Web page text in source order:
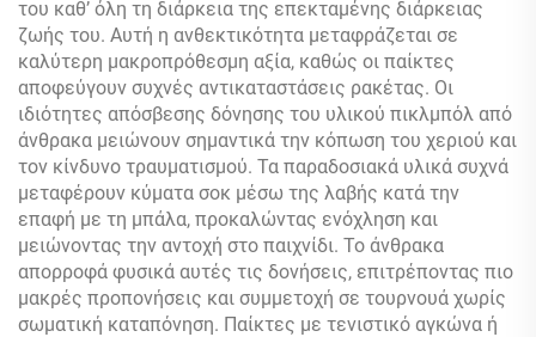
του καθ’ όλη τη διάρκεια της επεκταμένης διάρκειας
ζωής του. Αυτή η ανθεκτικότητα μεταφράζεται σε
καλύτερη μακροπρόθεσμη αξία, καθώς οι παίκτες
αποφεύγουν συχνές αντικαταστάσεις ρακέτας. Οι
ιδιότητες απόσβεσης δόνησης του υλικού πικλμπόλ από
άνθρακα μειώνουν σημαντικά την κόπωση του χεριού και
τον κίνδυνο τραυματισμού. Τα παραδοσιακά υλικά συχνά
μεταφέρουν κύματα σοκ μέσω της λαβής κατά την
επαφή με τη μπάλα, προκαλώντας ενόχληση και
μειώνοντας την αντοχή στο παιχνίδι. Το άνθρακα
απορροφά φυσικά αυτές τις δονήσεις, επιτρέποντας πιο
μακρές προπονήσεις και συμμετοχή σε τουρνουά χωρίς
σωματική καταπόνηση. Παίκτες με τενιστικό αγκώνα ή